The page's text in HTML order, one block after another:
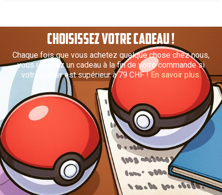
CHOISISSEZ VOTRE CADEAU !
Chaque fois que vous achetez quelque chose chez nous,
vous recevez un cadeau à la fin de votre commande si
votre panier est supérieur à 79 CHF !En savoir plus.